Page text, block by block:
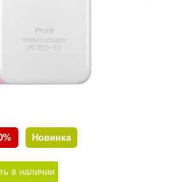
Новинка
в наличии